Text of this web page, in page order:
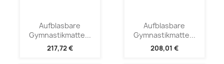
Aufblasbare
Gymnastikmatte...
217,72 €
Aufblasbare
Gymnastikmatte...
208,01 €